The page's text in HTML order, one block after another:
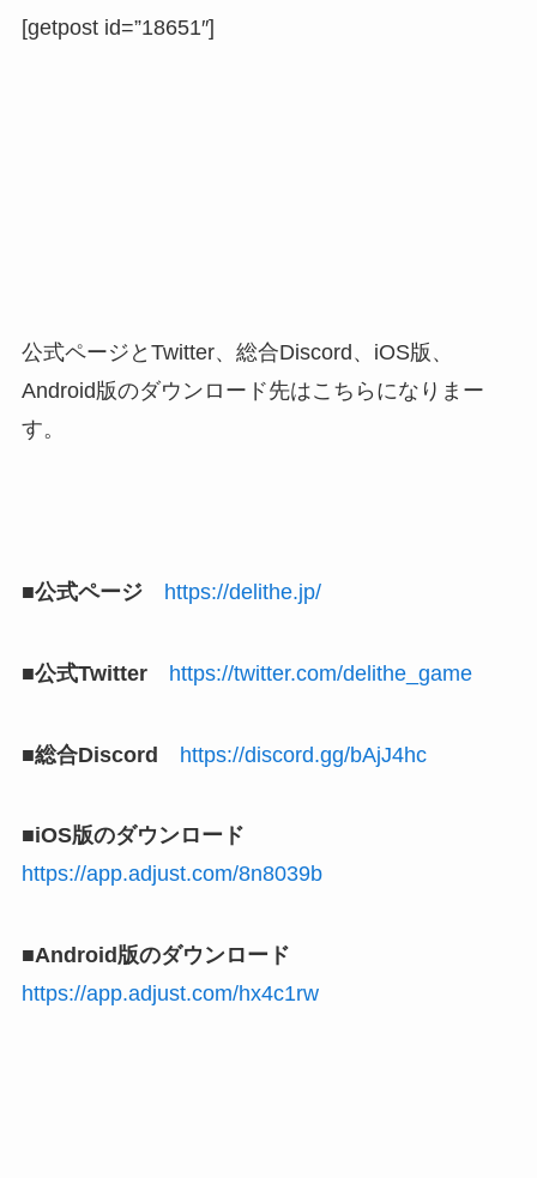
[getpost id=”18651″]
公式ページとTwitter、総合Discord、iOS版、
Android版のダウンロード先はこちらになりまー
す。
■公式ページ https://delithe.jp/
■公式Twitter https://twitter.com/delithe_game
■総合Discord https://discord.gg/bAjJ4hc
■iOS版のダウンロード
https://app.adjust.com/8n8039b
■Android版のダウンロード
https://app.adjust.com/hx4c1rw